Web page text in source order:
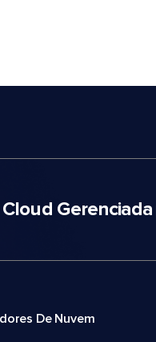
Gerenciada
De Nuvem